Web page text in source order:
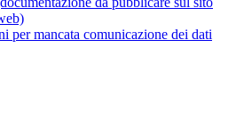
per mancata comunicazione dei dati